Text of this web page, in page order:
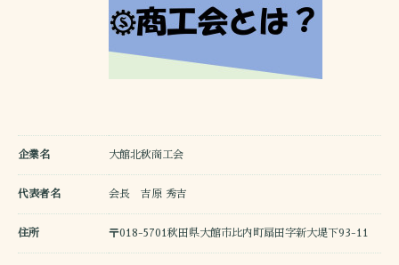
企業名 大館北秋商工会
代表者名 会長 吉原 秀吉
住所 〒018-5701秋田県大館市比内町扇田字新大堤下93-11